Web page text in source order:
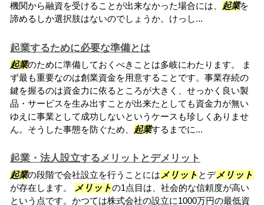
機関から融資を受けることが出来なかった場合には、
起業を
諦めるしか選択肢はないのでしょうか。けっし...
起業するために必要な準備とは
起業のために準備しておくべきことは多岐にわたります。 ま
ず最も重要なのは創業資金を用意することです。事業存続の
鍵を握るのは資金力に依るところが大きく、せっかく良い製
品・サービスを生み出すことが出来たとしても資金力が無い
ゆえに事業として成功しないというケースも珍しくありませ
ん。そうした事態を防ぐため、
起業するまでに...
起業・法人設立するメリットとデメリット
起業の段階で会社設立を行うことには メリット とデメリット
が存在します。
メリットの1点目は、社会的な信頼度が高い
という点です。かつては株式会社の設立に1000万円の最低資